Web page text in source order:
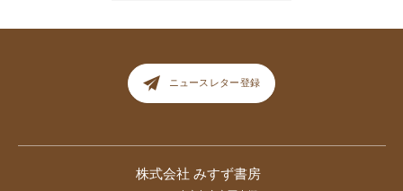
ニュースレター登録
株式会社 みすず書房